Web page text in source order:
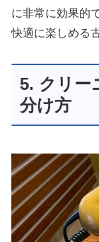
に非常に効果的
快適に楽しめる
5. クリー
分け方